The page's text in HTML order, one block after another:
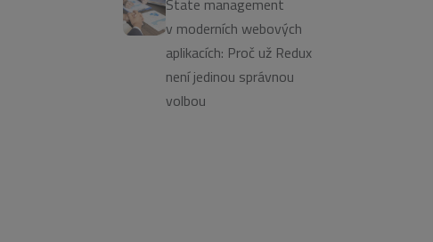
v moderních webových
aplikacích: Proč už Redux
není jedinou správnou
volbou